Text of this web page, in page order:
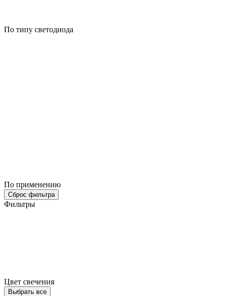
По типу светодиода
По применению
Сброс фильтра
Фильтры
Цвет свечения
Выбрать все